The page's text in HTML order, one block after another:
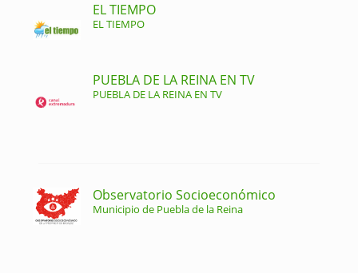
EL TIEMPO
EL TIEMPO
PUEBLA DE LA REINA EN TV
PUEBLA DE LA REINA EN TV
Observatorio Socioeconómico
Municipio de Puebla de la Reina